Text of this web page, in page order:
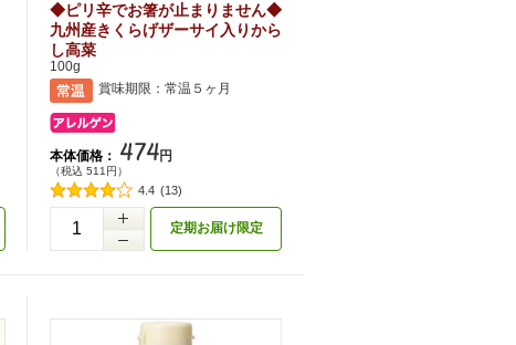
◆ピリ辛でお箸が止まりません◆
九州産きくらげザーサイ入りから
し高菜
100g
賞味期限：常温５ヶ月
本体価格： 474円
（税込 511円）
4.4 (13)
定期お届け限定